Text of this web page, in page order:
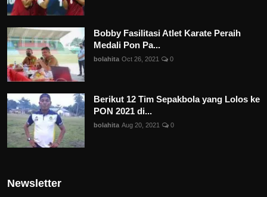
Bobby Fasilitasi Atlet Karate Peraih
Medali Pon Pa...
bolahita Oct 26, 2021 0
Berikut 12 Tim Sepakbola yang Lolos ke
PON 2021 di...
bolahita Aug 20, 2021 0
Newsletter